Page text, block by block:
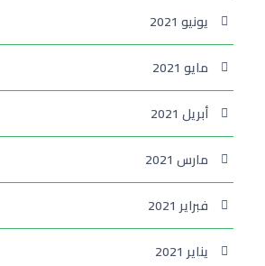
يونيو 2021
مايو 2021
أبريل 2021
مارس 2021
فبراير 2021
يناير 2021